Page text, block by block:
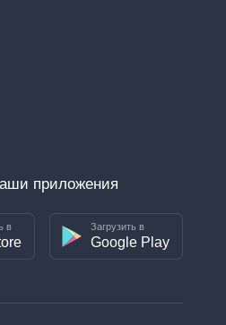
приложения
в Загрузить в
Google Play